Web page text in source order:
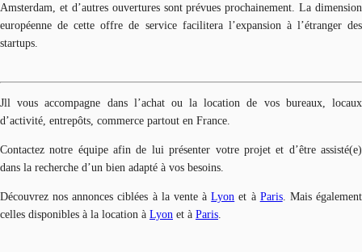
Amsterdam, et d’autres ouvertures sont prévues prochainement. La dimension
européenne de cette offre de service facilitera l’expansion à l’étranger des
startups.
Jll vous accompagne dans l’achat ou la location de vos bureaux, locaux
d’activité, entrepôts, commerce partout en France.
Contactez notre équipe afin de lui présenter votre projet et d’être assisté(e)
dans la recherche d’un bien adapté à vos besoins.
Découvrez nos annonces ciblées à la vente àLyon et à Paris. Mais également
celles disponibles à la location à Lyon et à Paris